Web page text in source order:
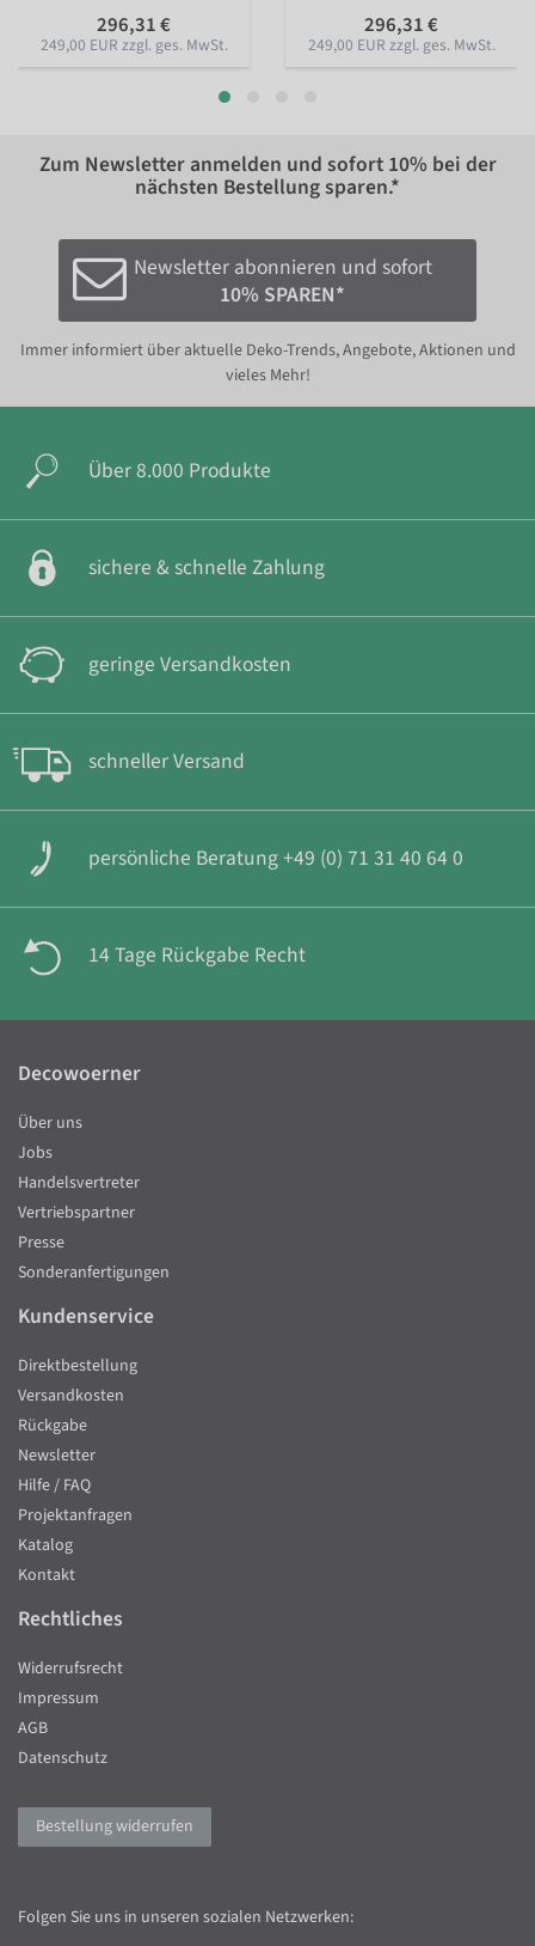
296,31 €
249,00 EUR zzgl. ges. MwSt.
296,31 €
249,00 EUR zzgl. ges. MwSt.
Zum Newsletter anmelden und sofort 10% bei der
nächsten Bestellung sparen.*
Newsletter abonnieren und sofort
10% SPAREN*
Immer informiert über aktuelle Deko-Trends, Angebote, Aktionen und
vieles Mehr!
Über 8.000 Produkte
sichere & schnelle Zahlung
geringe Versandkosten
schneller Versand
persönliche Beratung +49 (0) 71 31 40 64 0
14 Tage Rückgabe Recht
Decowoerner
Über uns
Jobs
Handelsvertreter
Vertriebspartner
Presse
Sonderanfertigungen
Kundenservice
Direktbestellung
Versandkosten
Rückgabe
Newsletter
Hilfe / FAQ
Projektanfragen
Katalog
Kontakt
Rechtliches
Widerrufsrecht
Impressum
AGB
Datenschutz
Bestellung widerrufen
Folgen Sie uns in unseren sozialen Netzwerken: